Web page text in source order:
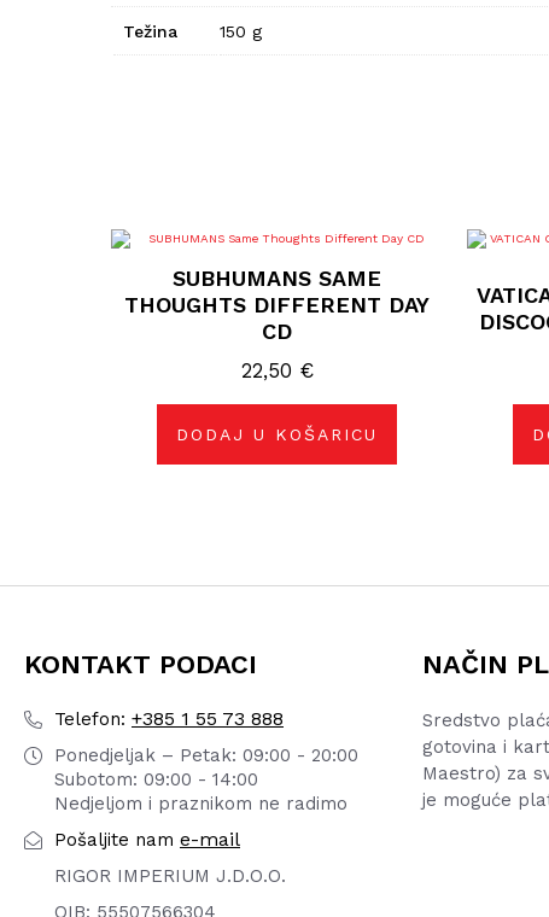
Težina 150 g
SUBHUMANS SAME
THOUGHTS DIFFERENT DAY
CD
22,50 €
DODAJ U KOŠARICU
KONTAKT PODACI
Telefon: +385 1 55 73 888
Ponedjeljak – Petak: 09:00 - 20:00
Subotom: 09:00 - 14:00
Nedjeljom i praznikom ne radimo
Pošaljite nam e-mail
RIGOR IMPERIUM J.D.O.O.
OIB: 55507566304
NAČIN
Sredstvo
gotovina i
Maestro) za
je moguće